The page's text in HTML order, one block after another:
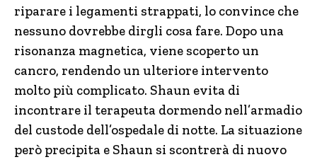
riparare i legamenti strappati, lo convince che
nessuno dovrebbe dirgli cosa fare. Dopo una
risonanza magnetica, viene scoperto un
cancro, rendendo un ulteriore intervento
molto più complicato. Shaun evita di
incontrare il terapeuta dormendo nell’armadio
del custode dell’ospedale di notte. La situazione
però precipita e Shaun si scontrerà di nuovo